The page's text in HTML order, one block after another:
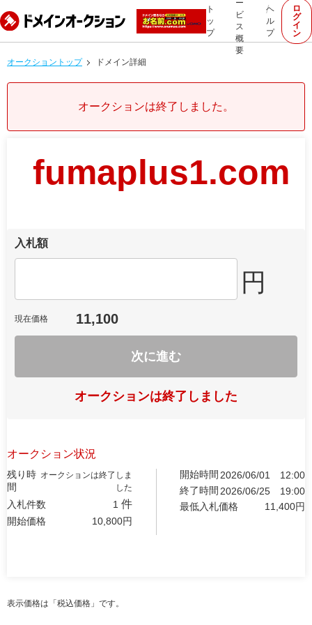
ト
ッ
プ
ー
ビ
ス
概
要
ヘ
ル
プ
ロ
グ
イ
ン
オークショントップ ドメイン詳細
オークションは終了しました。
fumaplus1.com
入札額
円
現在価格 11,100
次に進む
オークションは終了しました
オークション状況
残り時
間
オークションは終了しま
した
入札件数 1 件
開始価格 10,800円
開始時間 2026/06/01
12:00
終了時間 2026/06/25
19:00
最低入札価格
11,400円
表示価格は「税込価格」です。